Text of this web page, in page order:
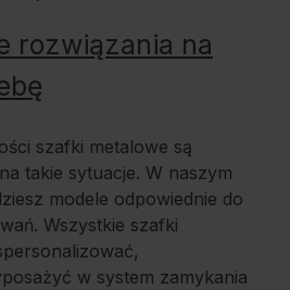
rozwiązania na
szafki metalowe są
takie sytuacje. W naszym
modele odpowiednie do
Wszystkie szafki
w system zamykania